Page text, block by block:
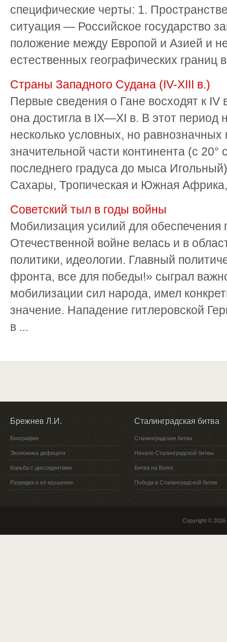
специфические черты: 1.
ситуация — Российское государство
положение между Европой и Азией и
естественных географических границ
Страны Западного Судана (IV-XIII в.)
Первые сведения о Гане восходят к IV
она достигла в IX—XI в. В этот период
несколько условных, но
значительной части континента (с 20°
последнего градуса до мыса
Сахары, Тропическая и Южная
Советский тыл в годы войны
Мобилизация усилий для обеспечения
Отечественной войне велась и в
политики, идеологии. Главный
фронта, все для победы!» сыграл
мобилизации сил народа, имел
значение. Нападение гитлеровской
в ...
Брежнев Л.И.
Биография
Экономика дефицита
Борьба с диссидентами
Разрядка и её крушение
Сталинградская битва
Сталинградская битва
Начало Сталинградской битвы
Битва на Волге
Победа в Сталинградской битве
Copyright © 2026